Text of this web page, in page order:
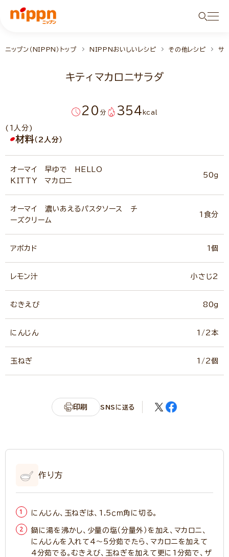
ニップン（NIPPN）トップ NIPPNおいしいレシピ その他レシピ サ
キティマカロニサラダ
20 分 354 kcal
(1人分)
材料（2人分）
オーマイ 早ゆで HELLO
KITTY マカロニ
50ｇ
オーマイ 濃いあえるパスタソース チ
ーズクリーム
1食分
アボカド 1個
レモン汁 小さじ2
むきえび 80g
にんじん 1/2本
玉ねぎ 1/2個
印刷 SNSに送る
作り方
にんじん、玉ねぎは、1.5ｃｍ角に切る。
鍋に湯を沸かし、少量の塩（分量外）を加え、マカロニ、
にんじんを入れて4～5分茹でたら、マカロニを加えて
4分茹でる。むきえび、玉ねぎを加えて更に1分茹で、ザ